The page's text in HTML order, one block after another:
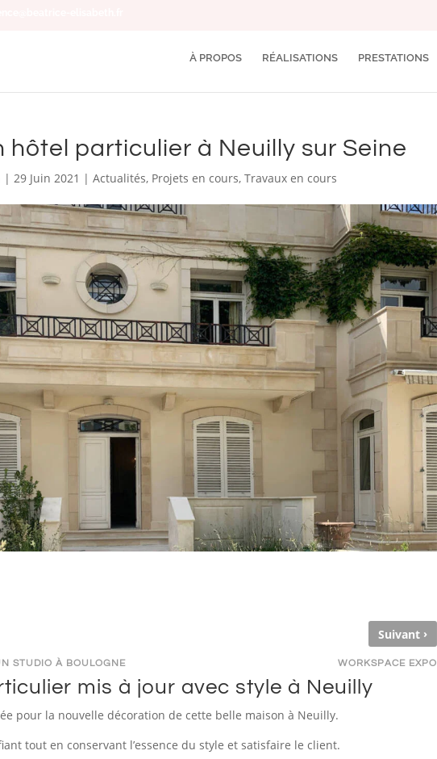
À PROPOS RÉALISATIONS PRESTATIONS
hôtel particulier à Neuilly sur Seine
|29 Juin 2021 |Actualités, Projets en cours,Travaux en cours
STUDIO À BOULOGNE
Suivant ›
WORKSPACE EXPO
mis à jour avec style à Neuilly
pour la nouvelle décoration de cette belle maison à Neuilly.
tout en conservant l’essence du style et satisfaire le client.